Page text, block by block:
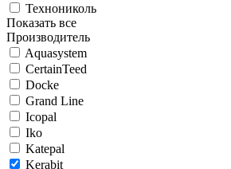
Технониколь
Показать все
Производитель
Aquasystem
CertainTeed
Docke
Grand Line
Icopal
Iko
Katepal
Kerabit